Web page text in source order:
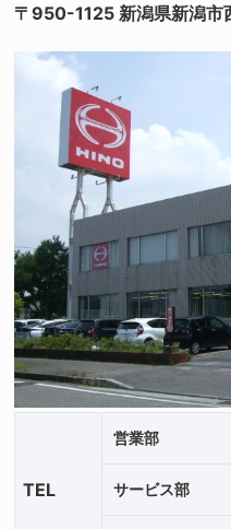
〒950-1125 新潟県新潟市
TEL
営業部
サービス部